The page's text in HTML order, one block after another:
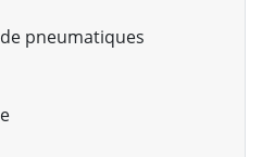
pneumatiques